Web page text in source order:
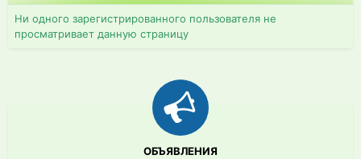
Ни одного зарегистрированного пользователя не
просматривает данную страницу
ОБЪЯВЛЕНИЯ